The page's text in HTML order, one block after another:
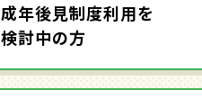
成年後見制度利用を
検討中の方